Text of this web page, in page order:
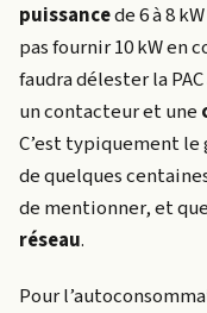
puissancede 6 à 8
pas fournir 10 kW en
faudra délester la
un contacteur et une
C’est typiquement
de quelques
de mentionner, et
réseau.
Pour